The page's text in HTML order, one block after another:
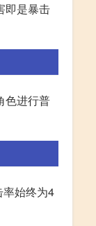
即是暴击
色进行普
始终为4